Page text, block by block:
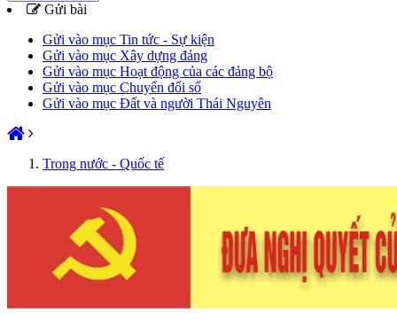
Gửi bài
Gửi vào mục Tin tức - Sự kiện
Gửi vào mục Xây dựng đảng
Gửi vào mục Hoạt động của các đảng bộ
Gửi vào mục Chuyển đổi số
Gửi vào mục Đất và người Thái Nguyên
Trong nước - Quốc tế